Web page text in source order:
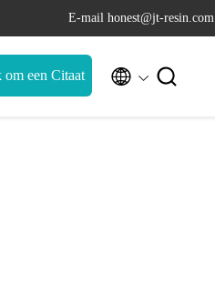
E-mail honest@jt-resin.com
om een Citaat  